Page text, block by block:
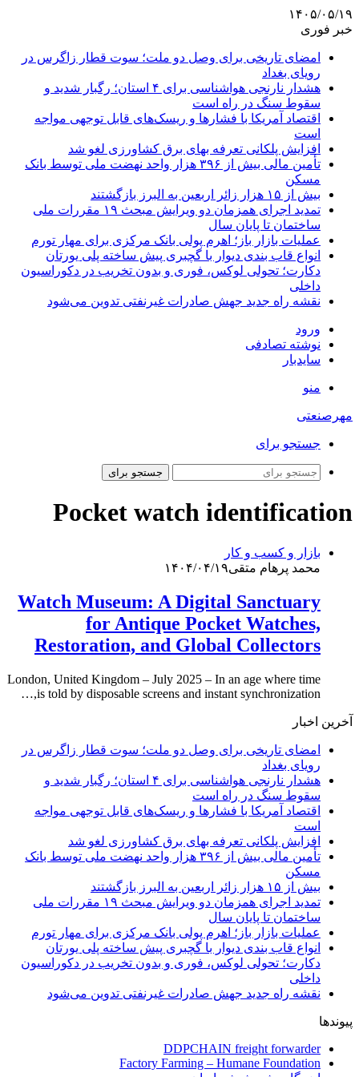
۱۴۰۵/۰۵/۱۹
خبر فوری
امضای تاریخی برای وصل دو ملت؛ سوت قطار زاگرس در
رویای بغداد
هشدار نارنجی هواشناسی برای ۴ استان؛ رگبار شدید و
سقوط سنگ در راه است
اقتصاد آمریکا با فشارها و ریسک‌های قابل توجهی مواجه
است
افزایش پلکانی تعرفه بهای برق کشاورزی لغو شد
تأمین مالی بیش از ۳۹۶ هزار واحد نهضت ملی توسط بانک
مسکن
بیش از ۱۵ هزار زائر اربعین به البرز بازگشتند
تمدید اجرای همزمان دو ویرایش مبحث ۱۹ مقررات ملی
ساختمان تا پایان سال
عملیات بازار باز؛ اهرم پولی بانک مرکزی برای مهار تورم
انواع قاب بندی دیوار با گچبری پیش ساخته پلی یورتان
دکارت؛ تحولی لوکس، فوری و بدون تخریب در دکوراسیون
داخلی
نقشه راه جدید جهش صادرات غیرنفتی تدوین می‌شود
ورود
نوشته تصادفی
سایدبار
منو
مهرصنعتی
جستجو برای
جستجو برای
Pocket watch identification
بازار و کسب و کار
محمد پرهام متقی۱۴۰۴/۰۴/۱۹
Watch Museum: A Digital Sanctuary
for Antique Pocket Watches,
Restoration, and Global Collectors
London, United Kingdom – July 2025 – In an age where time
is told by disposable screens and instant synchronization,…
آخرین اخبار
امضای تاریخی برای وصل دو ملت؛ سوت قطار زاگرس در
رویای بغداد
هشدار نارنجی هواشناسی برای ۴ استان؛ رگبار شدید و
سقوط سنگ در راه است
اقتصاد آمریکا با فشارها و ریسک‌های قابل توجهی مواجه
است
افزایش پلکانی تعرفه بهای برق کشاورزی لغو شد
تأمین مالی بیش از ۳۹۶ هزار واحد نهضت ملی توسط بانک
مسکن
بیش از ۱۵ هزار زائر اربعین به البرز بازگشتند
تمدید اجرای همزمان دو ویرایش مبحث ۱۹ مقررات ملی
ساختمان تا پایان سال
عملیات بازار باز؛ اهرم پولی بانک مرکزی برای مهار تورم
انواع قاب بندی دیوار با گچبری پیش ساخته پلی یورتان
دکارت؛ تحولی لوکس، فوری و بدون تخریب در دکوراسیون
داخلی
نقشه راه جدید جهش صادرات غیرنفتی تدوین می‌شود
پیوندها
DDPCHAIN freight forwarder
Factory Farming – Humane Foundation